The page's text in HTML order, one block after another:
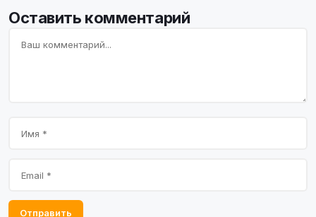
Оставить комментарий
Отправить